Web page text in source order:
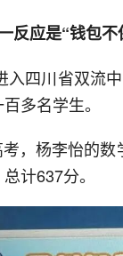
反应是“钱包不
入四川省双流
多名学生。
考，杨李怡的
计637分。